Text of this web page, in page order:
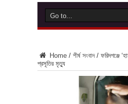
Home / শীর্ষ সংবাদ / ফরিদগঞ্জে
প্রসূতির মৃত্যু